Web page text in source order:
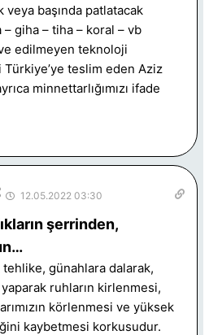
veya başında patlatacak
giha – tiha – koral – vb
edilmeyen teknoloji
Türkiye’ye teslim eden Aziz
minnettarlığımızı ifade
12.05.2022 03:30
şerrinden,
günahlara dalarak,
yaparak ruhların kirlenmesi,
körlenmesi ve yüksek
kaybetmesi korkusudur.